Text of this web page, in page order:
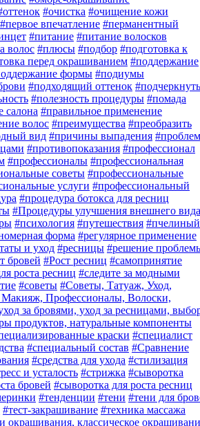
#очистка #очищение кожи
#первое впечатление #перманентный
#питание #питание волосков
волос #плюсы #подбор #подготовка к
перед окрашиванием #поддержание
формы #подиумы
#подходящий оттенок #подчеркнуть
#полезность процедуры #помада
салона #правильное применение
волос #преимущества #преобразить
вид #причины выпадения
#противопоказания #профессионал
#профессионалы #профессиональная
советы #профессиональные
услуги #профессиональный
#процедура ботокса для ресниц
#Процедуры улучшения внешнего вида
#психология #путешествия #пчелиный
форма #регулярное применение
и уход #ресницы #решение
бровей #Рост ресниц #самопринятие
роста ресниц #следите за модными
#советы #Советы, Татуаж, Уход,
Профессионалы, Волоски,
за бровями, уход за ресницами,
продуктов, натуральные компоненты
краски #специалист
#специальный состав #Сравнение
#средства для ухода #стилизация
и усталость #стрижка #сыворотка
бровей #сыворотка для роста ресниц
#тенденции #тени #тени для
#тест-закрашивание #техника массажа
окрашивания, классическое